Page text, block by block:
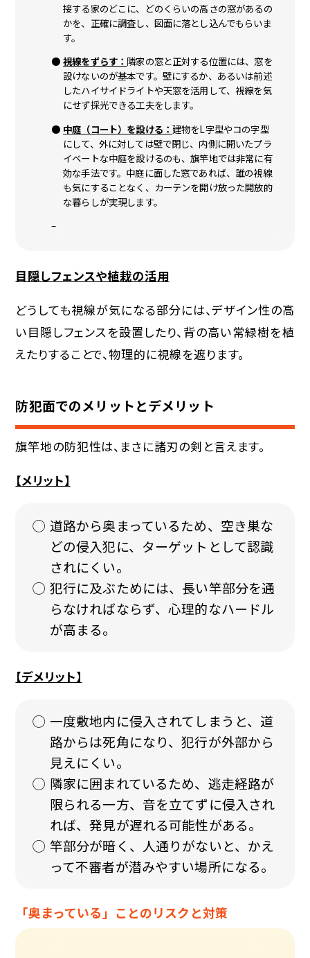
接する家のどこに、どのくらいの高さの窓があるの
かを、正確に調査し、図面に落とし込んでもらいま
す。
視線をずらす： 隣家の窓と正対する位置には、窓を
設けないのが基本です。壁にするか、あるいは前述
したハイサイドライトや天窓を活用して、視線を気
にせず採光できる工夫をします。
中庭（コート）を設ける： 建物をL字型やコの字型
にして、外に対しては壁で閉じ、内側に開いたプラ
イベートな中庭を設けるのも、旗竿地では非常に有
効な手法です。中庭に面した窓であれば、誰の視線
も気にすることなく、カーテンを開け放った開放的
な暮らしが実現します。
–
目隠しフェンスや植栽の活用
どうしても視線が気になる部分には、デザイン性の高
い目隠しフェンスを設置したり、背の高い常緑樹を植
えたりすることで、物理的に視線を遮ります。
防犯面でのメリットとデメリット
旗竿地の防犯性は、まさに諸刃の剣と言えます。
【メリット】
道路から奥まっているため、空き巣な
どの侵入犯に、ターゲットとして認識
されにくい。
犯行に及ぶためには、長い竿部分を通
らなければならず、心理的なハードル
が高まる。
【デメリット】
一度敷地内に侵入されてしまうと、道
路からは死角になり、犯行が外部から
見えにくい。
隣家に囲まれているため、逃走経路が
限られる一方、音を立てずに侵入され
れば、発見が遅れる可能性がある。
竿部分が暗く、人通りがないと、かえ
って不審者が潜みやすい場所になる。
「奥まっている」ことのリスクと対策